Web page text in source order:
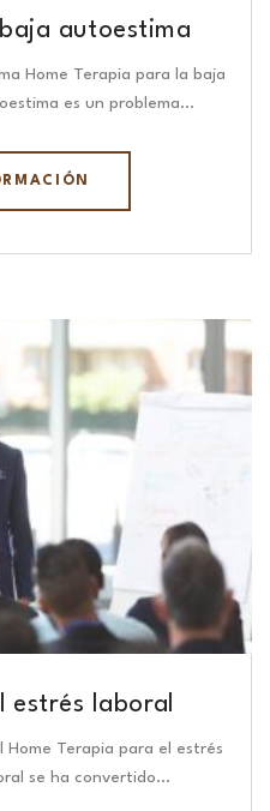
autoestima
Home Terapia para la baja
es un problema…
estrés laboral
Terapia para el estrés
se ha convertido…